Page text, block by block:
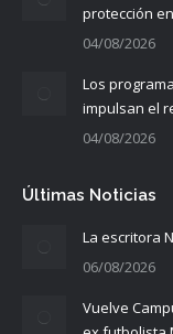
protección
04/08/2026
Los
impulsan el
04/08/2026
Últimas Noticias
La escritora
06/08/2026
Vuelve